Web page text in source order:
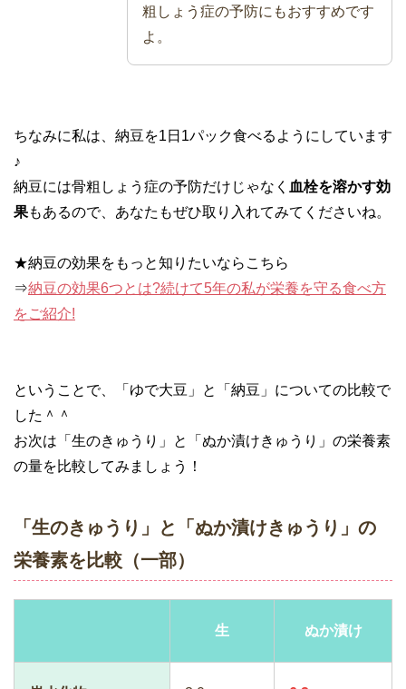
粗しょう症の予防にもおすすめです
よ。
ちなみに私は、納豆を1日1パック食べるようにしています
♪
納豆には骨粗しょう症の予防だけじゃなく 血栓を溶かす効
果もあるので、あなたもぜひ取り入れてみてくださいね。
★納豆の効果をもっと知りたいならこちら
⇒納豆の効果6つとは?続けて5年の私が栄養を守る食べ方
をご紹介!
ということで、「ゆで大豆」と「納豆」についての比較で
した＾＾
お次は「生のきゅうり」と「ぬか漬けきゅうり」の栄養素
の量を比較してみましょう！
「生のきゅうり」と「ぬか漬けきゅうり」の
栄養素を比較（一部）
生 ぬか漬け